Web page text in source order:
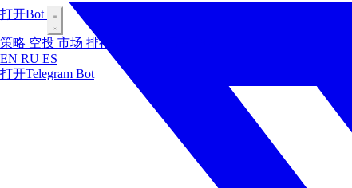
打开Bot
策略 空投 市场 排行榜
EN RU ES
打开Telegram Bot